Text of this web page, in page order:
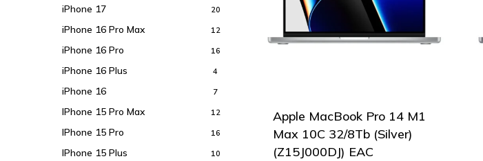
iPhone 17 20
iPhone 16 Pro Max 12
iPhone 16 Pro 16
iPhone 16 Plus 4
iPhone 16 7
IPhone 15 Pro Max 12
IPhone 15 Pro 16
IPhone 15 Plus 10
Apple MacBook Pro 14 M1
Max 10С 32/8Tb (Silver)
(Z15J000DJ) EAC